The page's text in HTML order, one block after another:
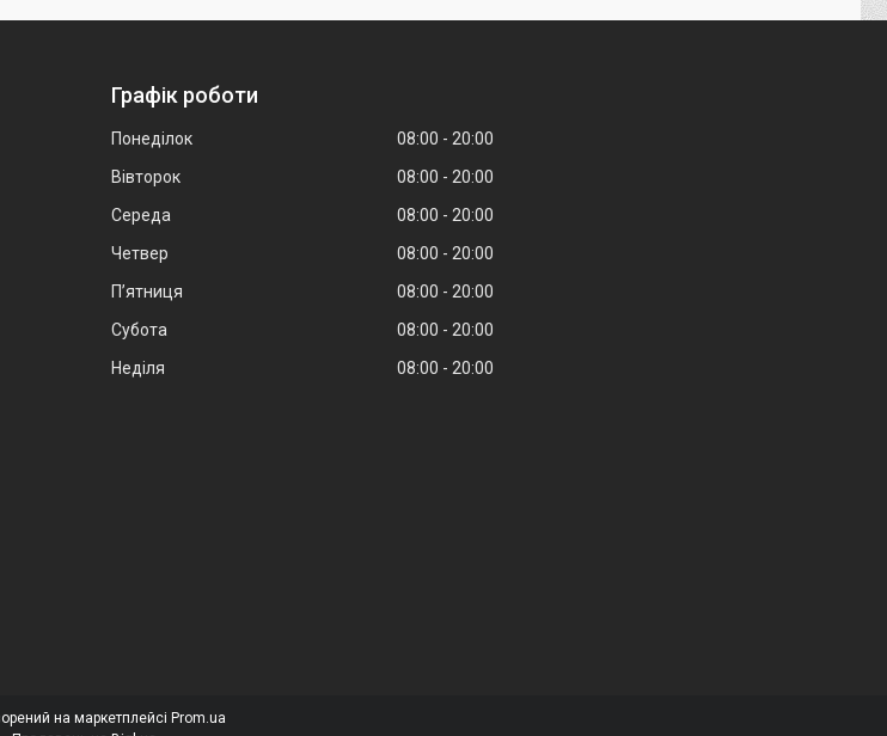
Графік роботи
Понеділок 08:00
20:00
Вівторок
08:00
20:00
Середа
08:00
20:00
Четвер
08:00
20:00
Пʼятниця
08:00
20:00
Субота
08:00
20:00
Неділя
08:00 20:00
на маркетплейсі Prom.ua